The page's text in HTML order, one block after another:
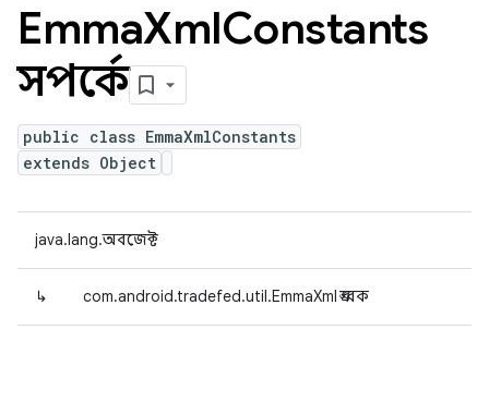
EmmaXmlConstants
সম্পর্কে
public class EmmaXmlConstants
extends Object
java.lang.অবজেক্ট
↳ com.android.tradefed.util.EmmaXml ধ্রুবক